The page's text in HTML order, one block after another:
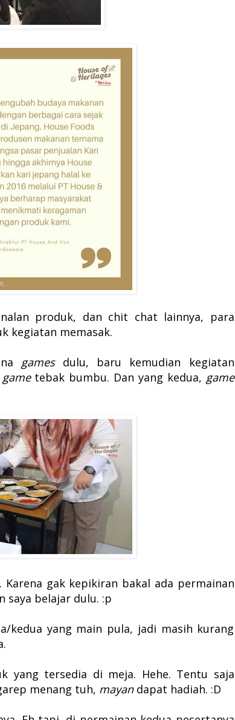
produk, dan chit chat lainnya, para
kegiatan memasak.
games dulu, baru kemudian kegiatan
game tebak bumbu. Dan yang kedua, game
gak kepikiran bakal ada permainan
saya belajar dulu. :p
kedua yang main pula, jadi masih kurang
yang tersedia di meja. Hehe. Tentu saja
menang tuh, mayan dapat hadiah. :D